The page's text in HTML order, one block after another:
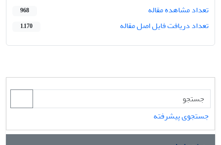
تعداد مشاهده مقاله
968
تعداد دریافت فایل اصل مقاله 1,170
جستجوی پیشرفته